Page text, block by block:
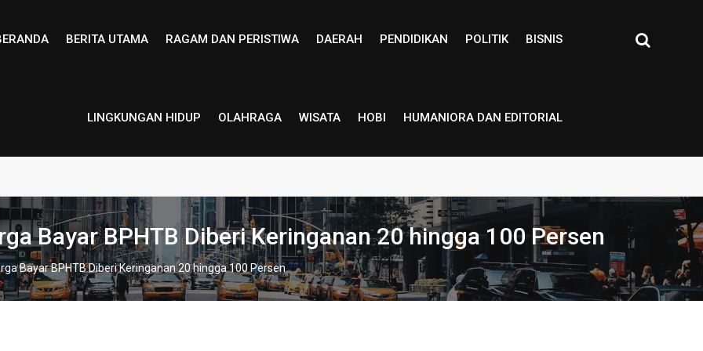
BERITA UTAMA RAGAM DAN PERISTIWA DAERAH PENDIDIKAN POLITIK BISNIS
LINGKUNGAN HIDUP OLAHRAGA WISATA HOBI HUMANIORA DAN EDITORIAL
Bayar BPHTB Diberi Keringanan 20 hingga 100 Persen
Bayar BPHTB Diberi Keringanan 20 hingga 100 Persen